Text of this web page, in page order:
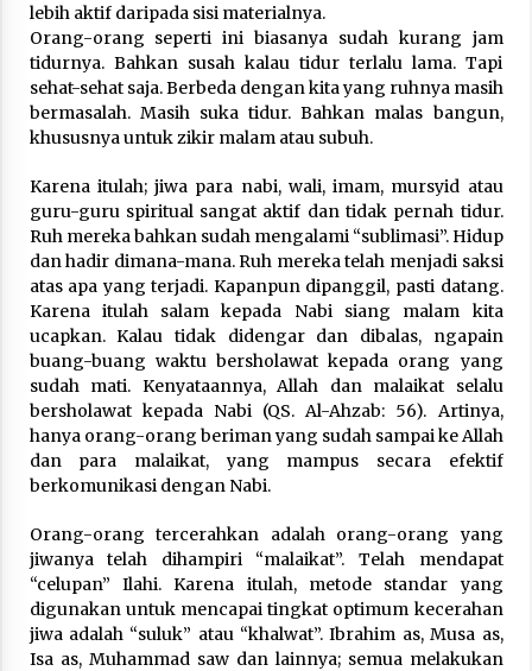
Eksistensi Iran dalam Tiga Ayat: Memahami
Aliansi Yahudi dan Kristen dalam Dinamika
Nubuwwat
5 months ago
lebih aktif daripada sisi materialnya.
Orang-orang seperti ini biasanya sudah kurang jam
tidurnya. Bahkan susah kalau tidur terlalu lama. Tapi
sehat-sehat saja. Berbeda dengan kita yang ruhnya masih
bermasalah. Masih suka tidur. Bahkan malas bangun,
khususnya untuk zikir malam atau subuh.
Karena itulah; jiwa para nabi, wali, imam, mursyid atau
guru-guru spiritual sangat aktif dan tidak pernah tidur.
Ruh mereka bahkan sudah mengalami “sublimasi”. Hidup
dan hadir dimana-mana. Ruh mereka telah menjadi saksi
atas apa yang terjadi. Kapanpun dipanggil, pasti datang.
Karena itulah salam kepada Nabi siang malam kita
ucapkan. Kalau tidak didengar dan dibalas, ngapain
buang-buang waktu bersholawat kepada orang yang
sudah mati. Kenyataannya, Allah dan malaikat selalu
bersholawat kepada Nabi (QS. Al-Ahzab: 56). Artinya,
hanya orang-orang beriman yang sudah sampai ke Allah
dan para malaikat, yang mampus secara efektif
berkomunikasi dengan Nabi.
Orang-orang tercerahkan adalah orang-orang yang
jiwanya telah dihampiri “malaikat”. Telah mendapat
“celupan” Ilahi. Karena itulah, metode standar yang
digunakan untuk mencapai tingkat optimum kecerahan
jiwa adalah “suluk” atau “khalwat”. Ibrahim as, Musa as,
Isa as, Muhammad saw dan lainnya; semua melakukan